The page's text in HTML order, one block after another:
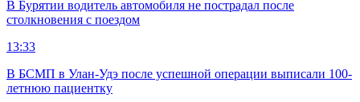
В Бурятии водитель автомобиля не пострадал после
столкновения с поездом
13:33
В БСМП в Улан-Удэ после успешной операции выписали 100-
летнюю пациентку